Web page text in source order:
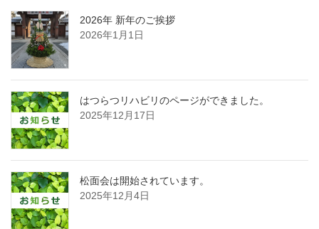
2026年 新年のご挨拶
2026年1月1日
はつらつリハビリのページができました。
2025年12月17日
松面会は開始されています。
2025年12月4日